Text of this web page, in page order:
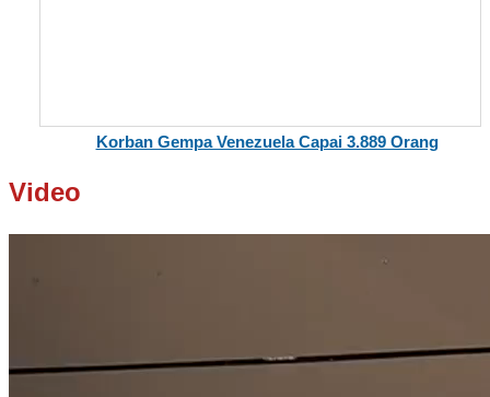
Korban Gempa Venezuela Capai 3.889 Orang
Video